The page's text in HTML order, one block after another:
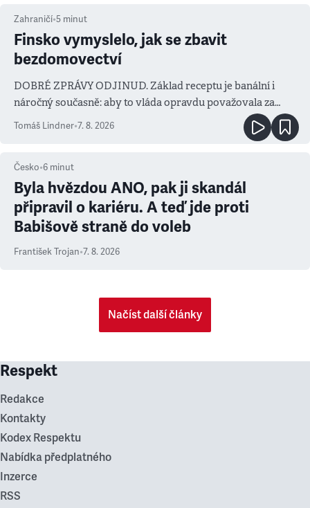
Zahraničí•5 minut
Finsko vymyslelo, jak se zbavit
bezdomovectví
DOBRÉ ZPRÁVY ODJINUD. Základ receptu je banální i
náročný současně: aby to vláda opravdu považovala za
prioritu
Tomáš Lindner•7. 8. 2026
Česko•6 minut
Byla hvězdou ANO, pak ji skandál
připravil o kariéru. A teď jde proti
Babišově straně do voleb
František Trojan•7. 8. 2026
Načíst další články
Respekt
Redakce
Kontakty
Kodex Respektu
Nabídka předplatného
Inzerce
RSS